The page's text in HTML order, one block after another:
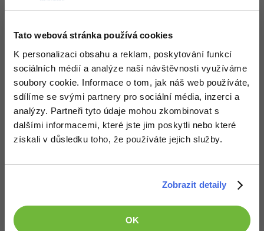
Tato webová stránka používá cookies
K personalizaci obsahu a reklam, poskytování funkcí
sociálních médií a analýze naší návštěvnosti využíváme
soubory cookie. Informace o tom, jak náš web používáte,
sdílíme se svými partnery pro sociální média, inzerci a
analýzy. Partneři tyto údaje mohou zkombinovat s
dalšími informacemi, které jste jim poskytli nebo které
získali v důsledku toho, že používáte jejich služby.
Zobrazit detaily
OK
Nahoru Odpovědět
Odpovídá na david.svestka
David Hartinger
Velmi hezké, minimalistické, design se hodí k oboru, ten jorkšír je
tam super, vytváří to takový pozitivní dojem
Jediné, co se mi
nezdá, je spojení kulatého designu uprostřed a hranatého nahoře.
5.11.2012 10:16